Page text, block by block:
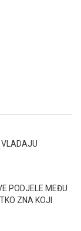
VLADAJU
PODJELE MEĐU
ZNA KOJI